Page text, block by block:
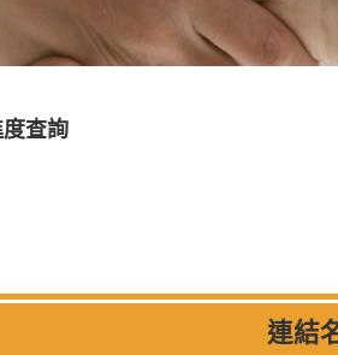
查詢
連結